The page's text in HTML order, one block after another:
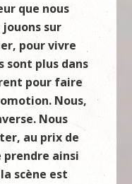
que nous
jouons sur
pour vivre
sont plus dans
pour faire
Nous,
Nous
au prix de
prendre ainsi
scène est